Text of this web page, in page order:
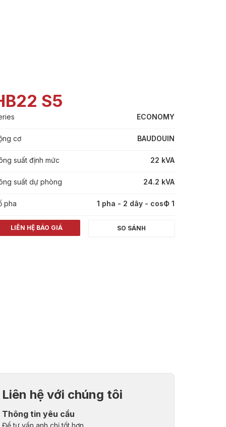
S5
ECONOMY
cơ BAUDOUIN
suất định mức 22 kVA
suất dự phòng 24.2 kVA
pha 1 pha - 2 dây - cosФ 1
LIÊN HỆ BÁO GIÁ SO SÁNH
Liên hệ với chúng tôi
Thông tin yêu cầu